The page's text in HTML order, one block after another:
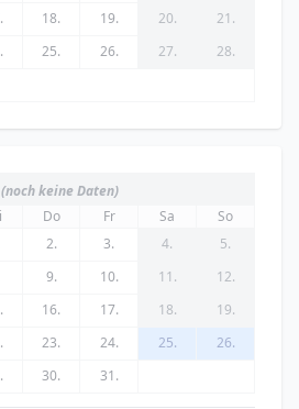
18. 19. 20.
21.
25. 26. 27.
28.
(noch keine Daten)
Do Fr Sa
So
2. 3. 4.
5.
9. 10. 11.
12.
16. 17. 18.
19.
23. 24. 25.
26.
30. 31.